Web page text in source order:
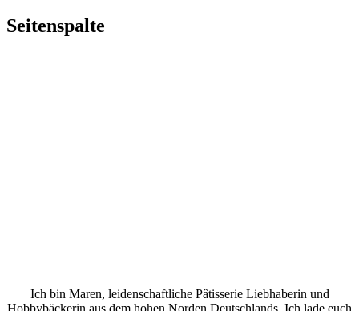
Seitenspalte
Ich bin Maren, leidenschaftliche Pâtisserie Liebhaberin und